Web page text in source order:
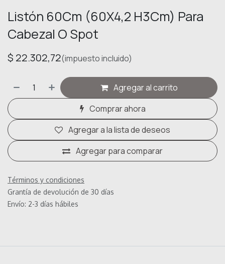
Listón 60Cm (60X4,2 H3Cm) Para
Cabezal O Spot
$ 22.302,72(impuesto incluido)
Agregar al carrito
Comprar ahora
Agregar para comparar
Agregar a la lista de deseos
Términos y condiciones
Grantía de devolución de 30 días
Envío: 2-3 días hábiles